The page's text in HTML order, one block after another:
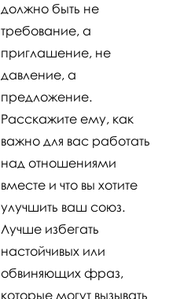
должно быть не
требование, а
приглашение, не
давление, а
предложение.
Расскажите ему, как
важно для вас работать
над отношениями
вместе и что вы хотите
улучшить ваш союз.
Лучше избегать
настойчивых или
обвиняющих фраз,
которые могут вызывать